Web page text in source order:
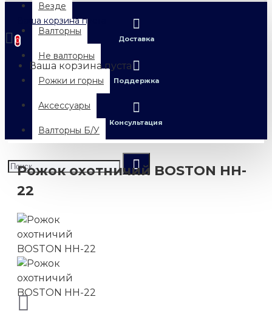
Везде
Валторны
Не валторны
Рожки и горны
Аксессуары
Валторны Б/У
Ваша корзина пуста
0
Ваша корзина пуста
Доставка
Поддержка
Консультация
Рожок охотничий BOSTON HH-
22